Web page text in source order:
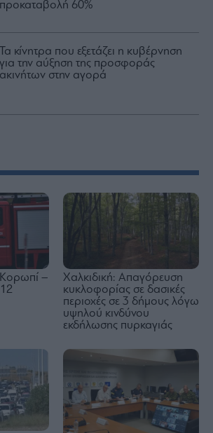
προκαταβολή 60%
Τα κίνητρα που εξετάζει η κυβέρνηση
για την αύξηση της προσφοράς
ακινήτων στην αγορά
–
Χαλκιδική: Απαγόρευση
κυκλοφορίας σε δασικές
περιοχές σε 3 δήμους λόγω
υψηλού κινδύνου
εκδήλωσης πυρκαγιάς